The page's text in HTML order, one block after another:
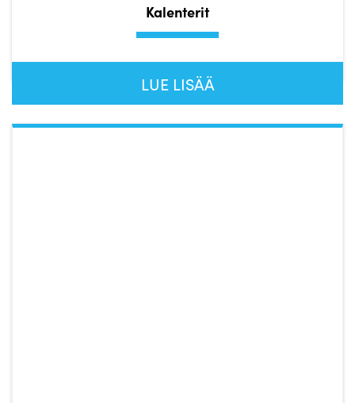
Kalenterit
LUE LISÄÄ